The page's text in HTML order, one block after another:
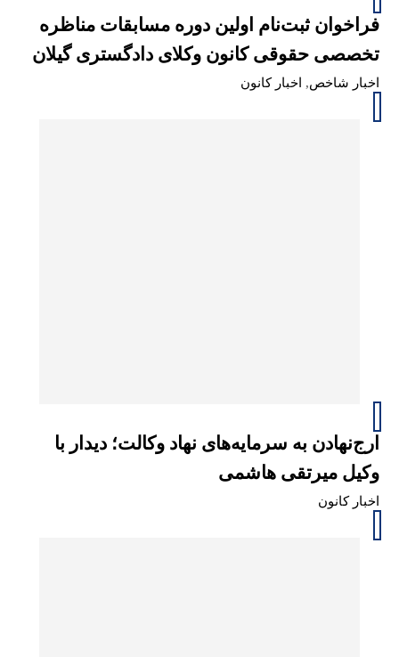
فراخوان ثبت‌نام اولین دوره مسابقات مناظره
تخصصی حقوقی کانون وکلای دادگستری گیلان
اخبار شاخص, اخبار کانون
ارج‌نهادن به سرمایه‌های نهاد وکالت؛ دیدار با
وکیل میرتقی هاشمی
اخبار کانون